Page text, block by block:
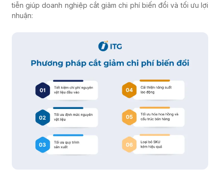
tiễn giúp doanh nghiệp cắt giảm chi phí biến đổi và tối ưu lợi
nhuận: